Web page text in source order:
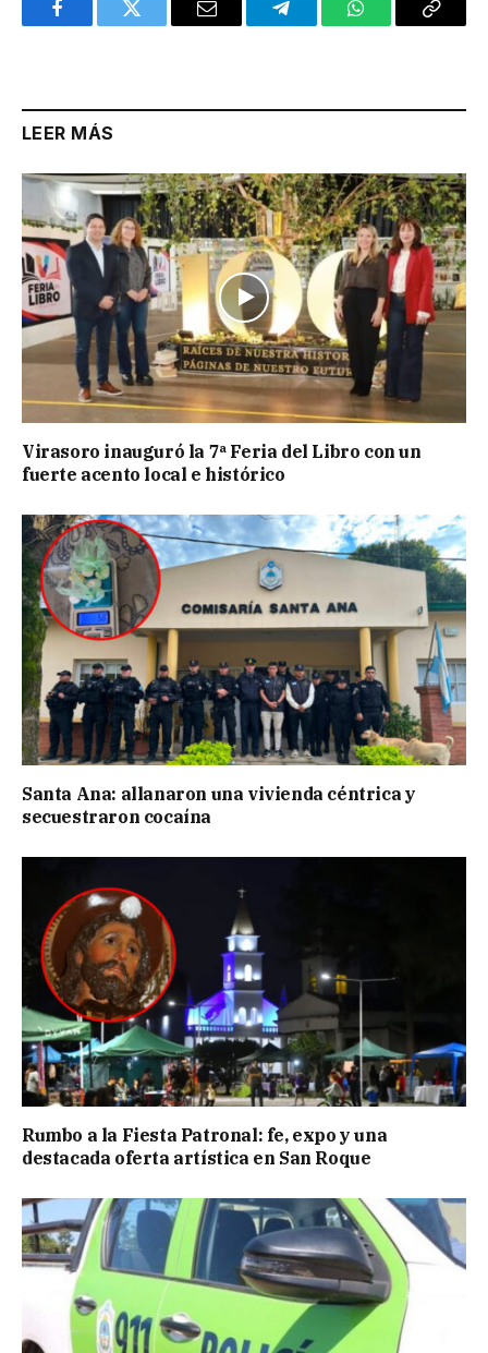
FacebookTwitter Email TelegramWhatsAppCopy
LEER MÁS
Virasoro inauguró la 7ª Feria del Libro con un
fuerte acento local e histórico
Santa Ana: allanaron una vivienda céntrica y
secuestraron cocaína
Rumbo a la Fiesta Patronal: fe, expo y una
destacada oferta artística en San Roque